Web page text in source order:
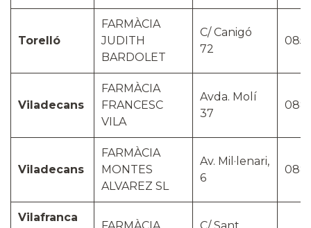
Torelló
FARMÀCIA
JUDITH
BARDOLET
C/ Canigó
72
Viladecans
FARMÀCIA
FRANCESC
VILA
Avda. Molí
37
Viladecans
FARMÀCIA
MONTES
ALVAREZ SL
Av. Mil·lenari,
6
Vilafranca